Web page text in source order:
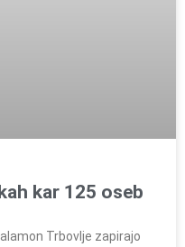
kar 125 oseb
Trbovlje zapirajo